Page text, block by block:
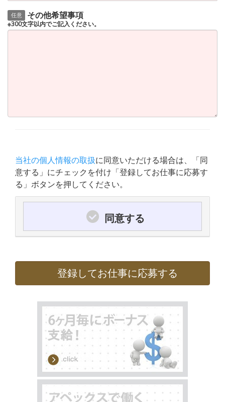
任意 その他希望事項
※300文字以内でご記入ください。
当社の個人情報の取扱に同意いただける場合は、「同
意する」にチェックを付け「登録してお仕事に応募す
る」ボタンを押してください。
同意する